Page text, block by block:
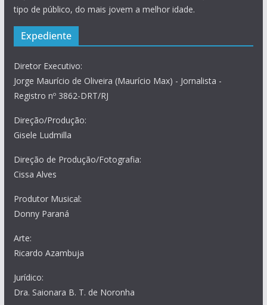
tipo de público, do mais jovem a melhor idade.
Expediente
Diretor Executivo:
Jorge Maurício de Oliveira (Maurício Max) - Jornalista -
Registro nº 3862-DRT/RJ
Direção/Produção:
Gisele Ludmilla
Direção de Produção/Fotografia:
Cissa Alves
Produtor Musical:
Donny Paraná
Arte:
Ricardo Azambuja
Jurídico:
Dra. Saionara B. T. de Noronha